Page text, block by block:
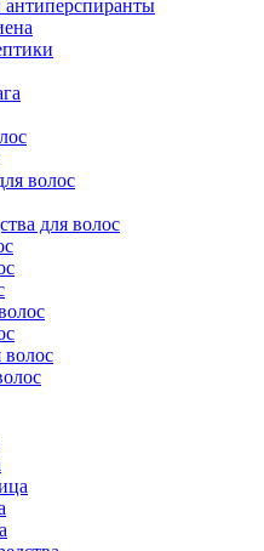
антиперспиранты
волос
для волос
волос